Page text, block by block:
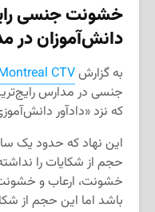
خشونت جنسی
دانش‌آموزان در
به گزارشCTV
جنسی در مدارس
که نزد «دادآور
این نهاد که حدود یک
حجم از شکایات را
خشونت، ارعاب و
باشد اما این حجم از